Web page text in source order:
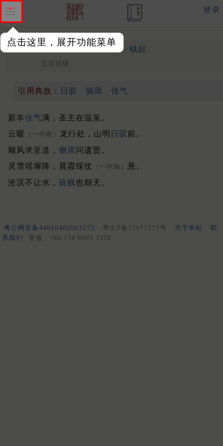
点击这里，展开功能菜单
登录
温泉宫礼见 唐 · 钱起
五言排律
引用典故： 日驭 侧席 佳气
新丰佳气满，圣主在温泉。
云暧
（一作暖） 龙行处，山明 日驭前。
顺风求至道， 侧席问遗贤。
灵雪瑶墀降，晨霞䌽仗
（一作旆） 悬。
沧溟不让水， 疵贱也朝天。
粤公网安备44010402003275 粤ICP备17077571号 关于本站
联
系我们
客服：+86 136 0901 3320